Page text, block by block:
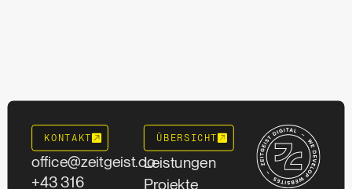
KONTAKT
office@zeitgeist.co
+43 316
ÜBERSICHT
Leistungen
Projekte